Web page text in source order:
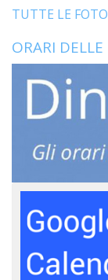
TUTTE LE
ORARI DELLE